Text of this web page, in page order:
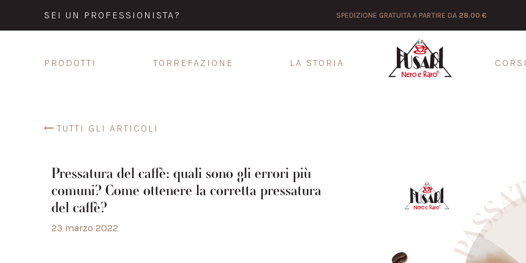
SEI UN PROFESSIONISTA? SPEDIZIONE GRATUITA A PARTIRE DA 28.00 €
PRODOTTI TORREFAZIONE LA STORIA CORSI
TUTTI GLI ARTICOLI
Pressatura del caffè: quali sono gli errori più
comuni? Come ottenere la corretta pressatura
del caffè?
23 marzo 2022